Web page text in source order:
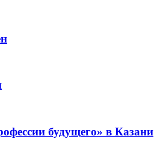
будущего» в Казани